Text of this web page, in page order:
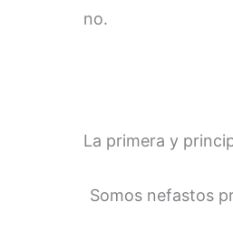
no.
La primera y
Somos nefastos